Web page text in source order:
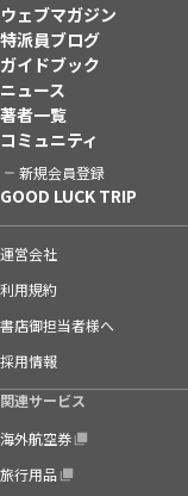
ウェブマガジン
特派員ブログ
ガイドブック
ニュース
著者一覧
コミュニティ
新規会員登録
GOOD LUCK TRIP
運営会社
利用規約
書店御担当者様へ
採用情報
関連サービス
海外航空券
旅行用品